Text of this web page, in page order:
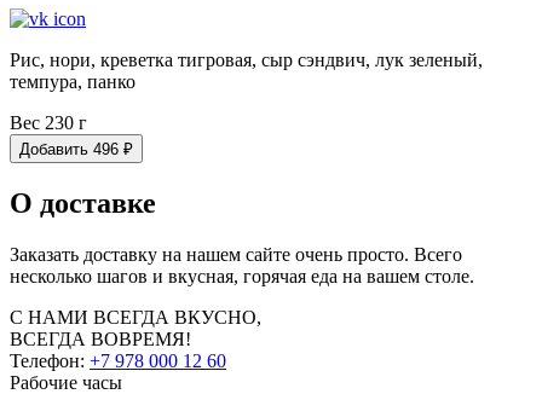
Рис, нори, креветка тигровая, сыр сэндвич, лук зеленый,
темпура, панко
Вес 230 г
Добавить 496 ₽
О доставке
Заказать доставку на нашем сайте очень просто. Всего
несколько шагов и вкусная, горячая еда на вашем столе.
С НАМИ ВСЕГДА ВКУСНО,
ВСЕГДА ВОВРЕМЯ!
Телефон: +7 978 000 12 60
Рабочие часы